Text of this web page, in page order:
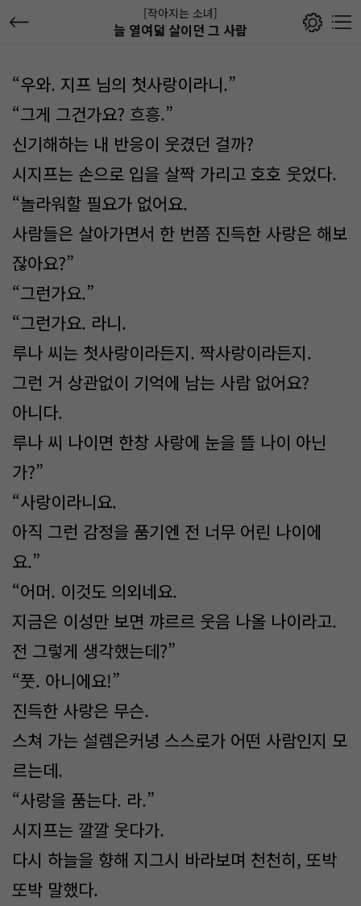
[작아지는 소녀]
늘 열여덟 살이던 그 사람
“우와. 지프 님의 첫사랑이라니.”
“그게 그건가요? 흐흥.”
신기해하는 내 반응이 웃겼던 걸까?
시지프는 손으로 입을 살짝 가리고 호호 웃었다.
“놀라워할 필요가 없어요.
사람들은 살아가면서 한 번쯤 진득한 사랑은 해보
잖아요?”
“그런가요.”
“그런가요. 라니.
루나 씨는 첫사랑이라든지. 짝사랑이라든지.
그런 거 상관없이 기억에 남는 사람 없어요?
아니다.
루나 씨 나이면 한창 사랑에 눈을 뜰 나이 아닌
가?”
“사랑이라니요.
아직 그런 감정을 품기엔 전 너무 어린 나이에
요.”
“어머. 이것도 의외네요.
지금은 이성만 보면 꺄르르 웃음 나올 나이라고.
전 그렇게 생각했는데?”
“풋. 아니에요!”
진득한 사랑은 무슨.
스쳐 가는 설렘은커녕 스스로가 어떤 사람인지 모
르는데.
“사랑을 품는다. 라.”
시지프는 깔깔 웃다가.
다시 하늘을 향해 지그시 바라보며 천천히, 또박
또박 말했다.